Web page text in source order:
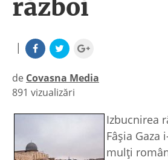
război
|
de Covasna Media
|
891 vizualizări
Izbucnirea
Fâşia Gaza
mulţi